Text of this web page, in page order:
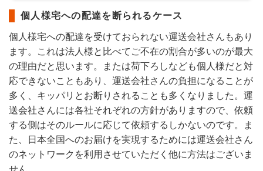
個人様宅への配達を断られるケース
個人様宅への配達を受けておられない運送会社さんもあり
ます。これは法人様と比べてご不在の割合が多いのが最大
の理由だと思います。または荷下ろしなども個人様だと対
応できないこともあり、運送会社さんの負担になることが
多く、キッパリとお断りされることも多くなりました。運
送会社さんには各社それぞれの方針がありますので、依頼
する側はそのルールに応じて依頼するしかないのです。ま
た、日本全国へのお届けを実現するためには運送会社さん
のネットワークを利用させていただく他に方法はございま
せん。